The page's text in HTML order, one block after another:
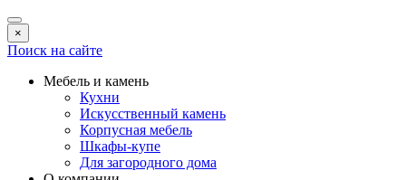
×
Поиск на сайте
Мебель и камень
Кухни
Искусственный камень
Корпусная мебель
Шкафы-купе
Для загородного дома